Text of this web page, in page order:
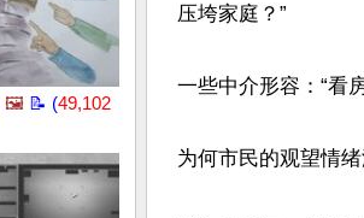
🖼️ 📝 (49,102
压垮家庭？”
一些中介形容：“看
为何市民的观望情